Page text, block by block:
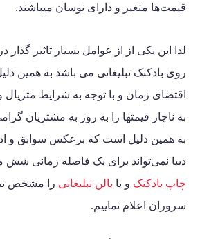
قیمت‌ها متغیر و دارای نوسان میباشند.
لذا این یکی از از عوامل بسیار تاثیر
روی بادکنک تبلیغاتی می باشد به همین
اقتضای زمان و با توجه به شرایط متریال و
به ناچار قیمتها را به روز به مشتریان
به همین دلیل است که برعکس سوابق و
دیبا نمی‌تواند برای یک فاصله زمانی شش
چاپ بادکنک و یا بالن تبلیغاتی را مشخص
سروران اعلام نماییم.